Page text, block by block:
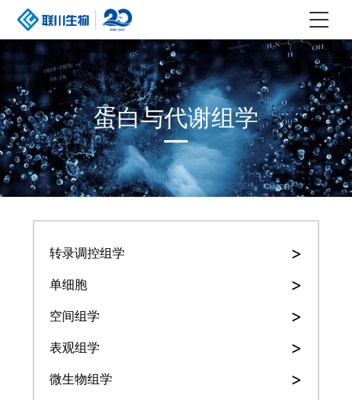
蛋白与代谢组学
转录调控组学 >
单细胞 >
空间组学 >
表观组学 >
微生物组学 >